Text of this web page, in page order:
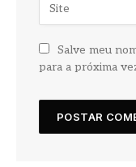
Salve meu
para a próxima